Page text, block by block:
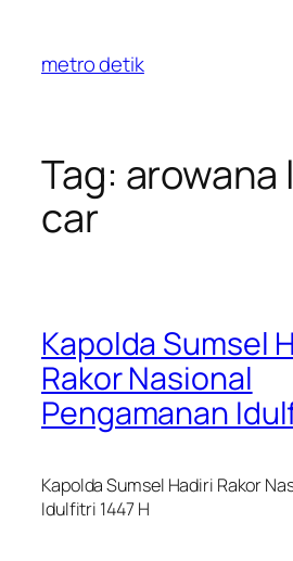
content
metro detik
Tag: arowana
car
Kapolda Sumsel
Rakor Nasional
Pengamanan
Kapolda Sumsel Hadiri Rakor
Idulfitri 1447 H